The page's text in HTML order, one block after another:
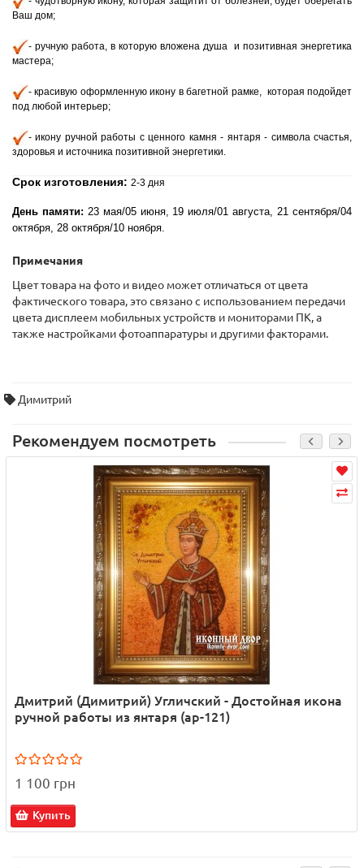
Ваш дом;
- ручную работа, в которую вложена душа и позитивная энергетика
мастера;
- красивую оформленную икону в багетной рамке, которая подойдет
под любой интерьер;
- икону ручной работы с ценного камня - янтаря - символа счастья,
здоровья и источника позитивной энергетики.
Срок изготовления: 2-3 дня
День памяти: 23 мая/05 июня, 19 июля/01 августа, 21 сентября/04
октября, 28 октября/10 ноября.
Примечания
Цвет товара на фото и видео может отличаться от цвета
фактического товара, это связано с использованием передачи
цвета дисплеем мобильных устройств и мониторами ПК, а
также настройками фотоаппаратуры и другими факторами.
Димитрий
Рекомендуем посмотреть
Дмитрий (Димитрий) Угличский - Достойная икона
ручной работы из янтаря (ар-121)
1 100 грн
Купить